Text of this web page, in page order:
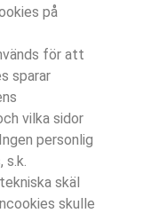
på
för att
sparar
vilka sidor
personlig
skäl
skulle